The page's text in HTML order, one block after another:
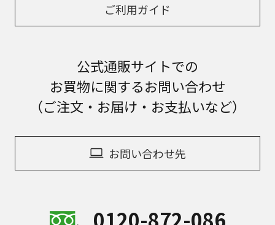
ご利用ガイド
公式通販サイトでの
お買物に関するお問い合わせ
（ご注文・お届け・お支払いなど）
お問い合わせ先